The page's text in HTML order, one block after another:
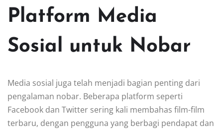
Platform Media
Sosial untuk Nobar
Media sosial juga telah menjadi bagian penting dari
pengalaman nobar. Beberapa platform seperti
Facebook dan Twitter sering kali membahas film-film
terbaru, dengan pengguna yang berbagi pendapat dan